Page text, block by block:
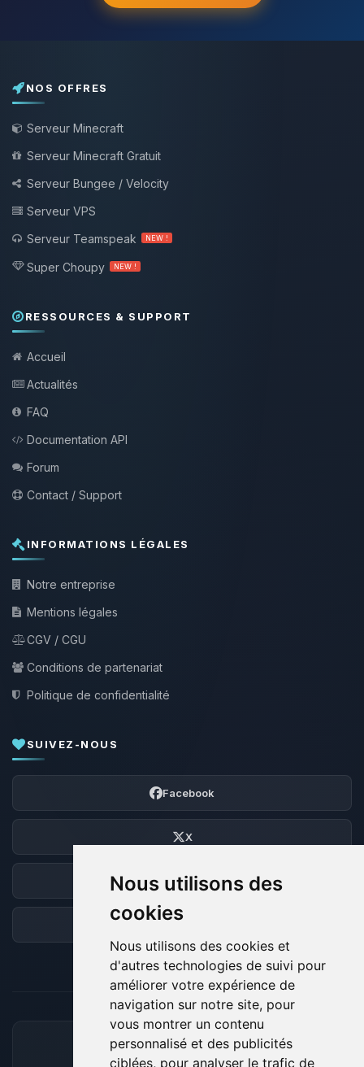
Nous utilisons des
cookies
Nous utilisons des cookies et
d'autres technologies de suivi pour
améliorer votre expérience de
navigation sur notre site, pour
vous montrer un contenu
personnalisé et des publicités
ciblées, pour analyser le trafic de
NOS OFFRES
Serveur Minecraft
Serveur Minecraft Gratuit
Serveur Bungee / Velocity
Serveur VPS
Serveur Teamspeak
NEW !
Super Choupy NEW !
RESSOURCES & SUPPORT
Accueil
Actualités
FAQ
Documentation API
Forum
Contact / Support
INFORMATIONS LÉGALES
Notre entreprise
Mentions légales
CGV / CGU
Conditions de partenariat
Politique de confidentialité
SUIVEZ-NOUS
Facebook
X
Discord
Forum
MOYENS DE PAIEMENT ACCEPTÉS